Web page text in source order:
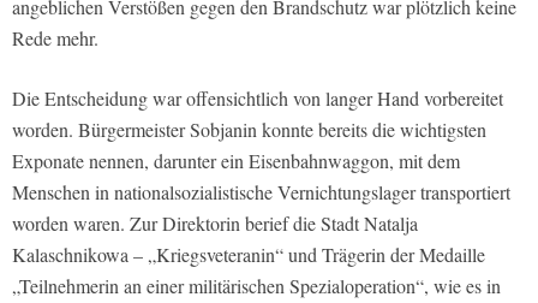
angeblichen Verstößen gegen den Brandschutz war plötzlich keine
Rede mehr.
Die Entscheidung war offensichtlich von langer Hand vorbereitet
worden. Bürgermeister Sobjanin konnte bereits die wichtigsten
Exponate nennen, darunter ein Eisenbahnwaggon, mit dem
Menschen in nationalsozialistische Vernichtungslager transportiert
worden waren. Zur Direktorin berief die Stadt Natalja
Kalaschnikowa – „Kriegsveteranin“ und Trägerin der Medaille
„Teilnehmerin an einer militärischen Spezialoperation“, wie es in